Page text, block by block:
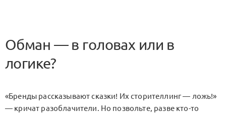
Обман — в головах или в
логике?
«Бренды рассказывают сказки! Их сторителлинг — ложь!»
— кричат разоблачители. Но позвольте, разве кто-то